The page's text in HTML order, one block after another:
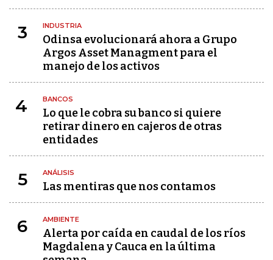
3 INDUSTRIA
Odinsa evolucionará ahora a Grupo
Argos Asset Managment para el
manejo de los activos
4 BANCOS
Lo que le cobra su banco si quiere
retirar dinero en cajeros de otras
entidades
5 ANÁLISIS
Las mentiras que nos contamos
6 AMBIENTE
Alerta por caída en caudal de los ríos
Magdalena y Cauca en la última